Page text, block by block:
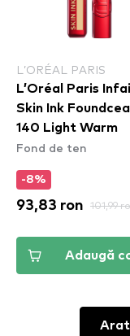
L’ORÉAL PARIS
L’Oréal Paris
Skin Ink
140 Light Warm
Fond de ten
-8%
93,83 ron 101,99
Adaugă